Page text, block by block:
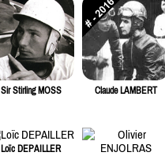
Sir Stirling MOSS Claude LAMBERT
Loïc DEPAILLER